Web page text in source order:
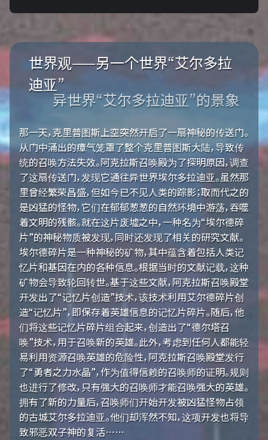
世界观——另一个世界“艾尔多拉
迪亚”
异世界“艾尔多拉迪亚”的景象
那一天，克里普图斯上空突然开启了一扇神秘的传送门。
从门中涌出的瘴气笼罩了整个克里普图斯大陆，导致传
统的召唤方法失效。阿克拉斯召唤殿为了探明原因，调查
了这扇传送门，发现它通往异世界埃尔多拉迪亚。虽然那
里曾经繁荣昌盛，但如今已不见人类的踪影；取而代之的
是凶猛的怪物，它们在郁郁葱葱的自然环境中游荡，吞噬
着文明的残骸。就在这片废墟之中，一种名为“埃尔德碎
片”的神秘物质被发现，同时还发现了相关的研究文献。
埃尔德碎片是一种神秘的矿物，其中蕴含着包括人类记
忆片和基因在内的各种信息。根据当时的文献记载，这种
矿物会导致轮回转世。基于这些文献，阿克拉斯召唤殿堂
开发出了“记忆片创造”技术，该技术利用艾尔德碎片创
造“记忆片”，即保存着英雄信息的记忆片碎片。随后，他
们将这些记忆片碎片组合起来，创造出了“德尔塔召
唤”技术，用于召唤新的英雄。此外，考虑到任何人都能轻
易利用资源召唤英雄的危险性，阿克拉斯召唤殿堂发行
了“勇者之力水晶”，作为值得信赖的召唤师的证明。规则
也进行了修改，只有强大的召唤师才能召唤强大的英雄。
拥有了新的力量后，召唤师们开始开发被凶猛怪物占领
的古城艾尔多拉迪亚。他们却浑然不知，这项开发也将导
致邪恶双子神的复活……